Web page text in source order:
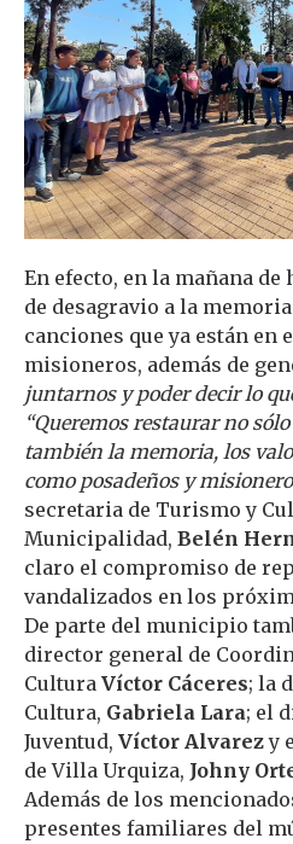
En efecto, en la mañana
de desagravio a la
canciones que ya están en
misioneros, además de
juntarnos y poder decir lo
“Queremos restaurar no
también la memoria, los
como posadeños y
secretaria de Turismo y
Municipalidad, Belén
claro el compromiso de
vandalizados en los
De parte del municipio
director general de
Cultura Víctor Cáceres; la
Cultura, Gabriela Lara; el
Juventud, Víctor Alvarezy
de Villa Urquiza, Johny
Además de los
presentes familiares del